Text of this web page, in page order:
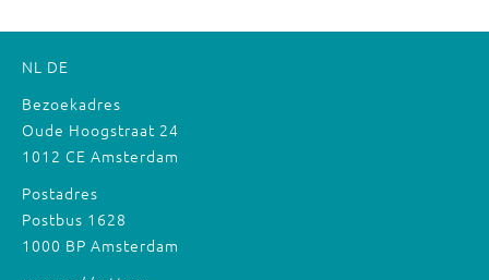
NL DE
Bezoekadres
Oude Hoogstraat 24
1012 CE Amsterdam
Postadres
Postbus 1628
1000 BP Amsterdam